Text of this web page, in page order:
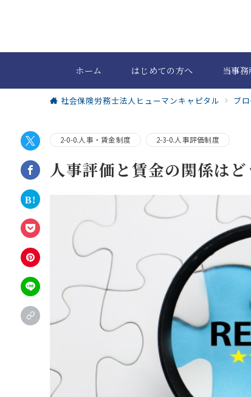
ホーム はじめての方へ 当事
社会保険労務士法人ヒューマンキャピタル ブ
2-0-0.人事・賃金制度 2-3-0.人事評価制度
人事評価と賃金の関係は